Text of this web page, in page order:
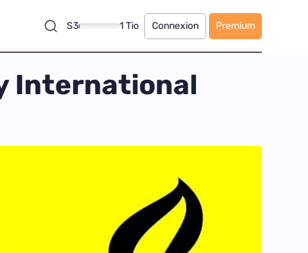
S3 1 Tio Connexion Premium
International